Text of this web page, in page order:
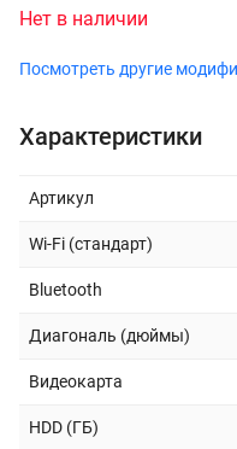
Нет в наличии
Посмотреть другие
Характеристики
Артикул
Wi-Fi (стандарт)
Bluetooth
Диагональ (дюймы)
Видеокарта
HDD (ГБ)